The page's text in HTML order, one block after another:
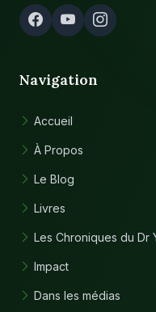
Navigation
Accueil
À Propos
Le Blog
Livres
Les Chroniques du Dr
Impact
Dans les médias